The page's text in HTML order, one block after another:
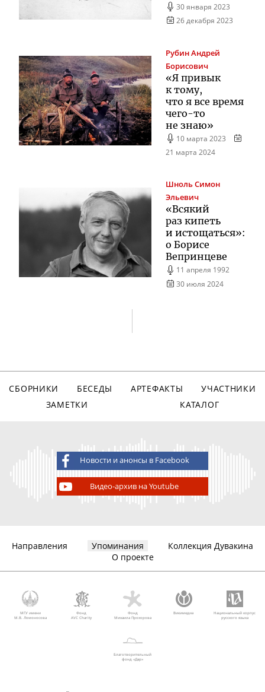
30 января 2023
26 декабря 2023
РубинАндрей
Борисович
«Я привык
к тому,
что я все время
чего-то
не знаю»
10 марта 2023
21 марта 2024
ШнольСимон
Эльевич
«Всякий
раз кипеть
и истощаться»:
о Борисе
Вепринцеве
11 апреля 1992
30 июля 2024
СБОРНИКИ БЕСЕДЫ АРТЕФАКТЫ
УЧАСТНИКИ
ЗАМЕТКИ
КАТАЛОГ
Новости и анонсы в Facebook
Видео-архив на Youtube
Направления Упоминания
Коллекция Дувакина
О проекте
МГУ имени
М.В. Ломоносова
Фонд
AVC Charity
Фонд
Михаила Прохорова
Викимедиа
Национальный корпус
русского языка
Благотворительный
фонд «Дар»